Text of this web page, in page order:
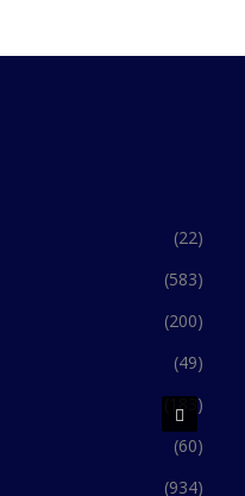
(22)
(583)
(200)
(49)
(183)
(60)
(934)